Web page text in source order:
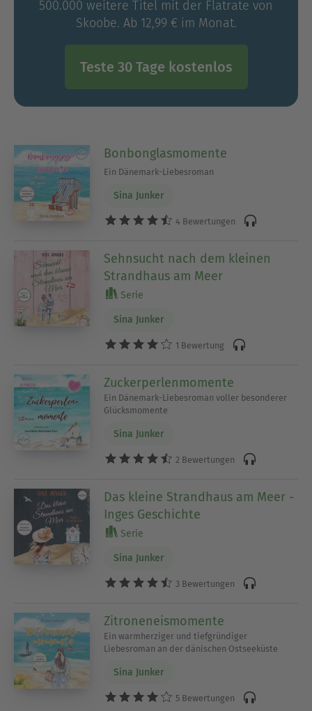
Skandinavier: hyggelig!
500.000 weitere Titel mit der Flatrate von
Skoobe. Ab 12,99 € im Monat.
Teste 30 Tage kostenlos
Bonbonglasmomente
Ein Dänemark-Liebesroman
Sina Junker
4 Bewertungen
Sehnsucht nach dem kleinen
Strandhaus am Meer
Serie
Sina Junker
1 Bewertung
Zuckerperlenmomente
Ein Dänemark-Liebesroman voller besonderer
Glücksmomente
Sina Junker
2 Bewertungen
Das kleine Strandhaus am Meer -
Inges Geschichte
Serie
Sina Junker
3 Bewertungen
Zitroneneismomente
Ein warmherziger und tiefgründiger
Liebesroman an der dänischen Ostseeküste
Sina Junker
5 Bewertungen